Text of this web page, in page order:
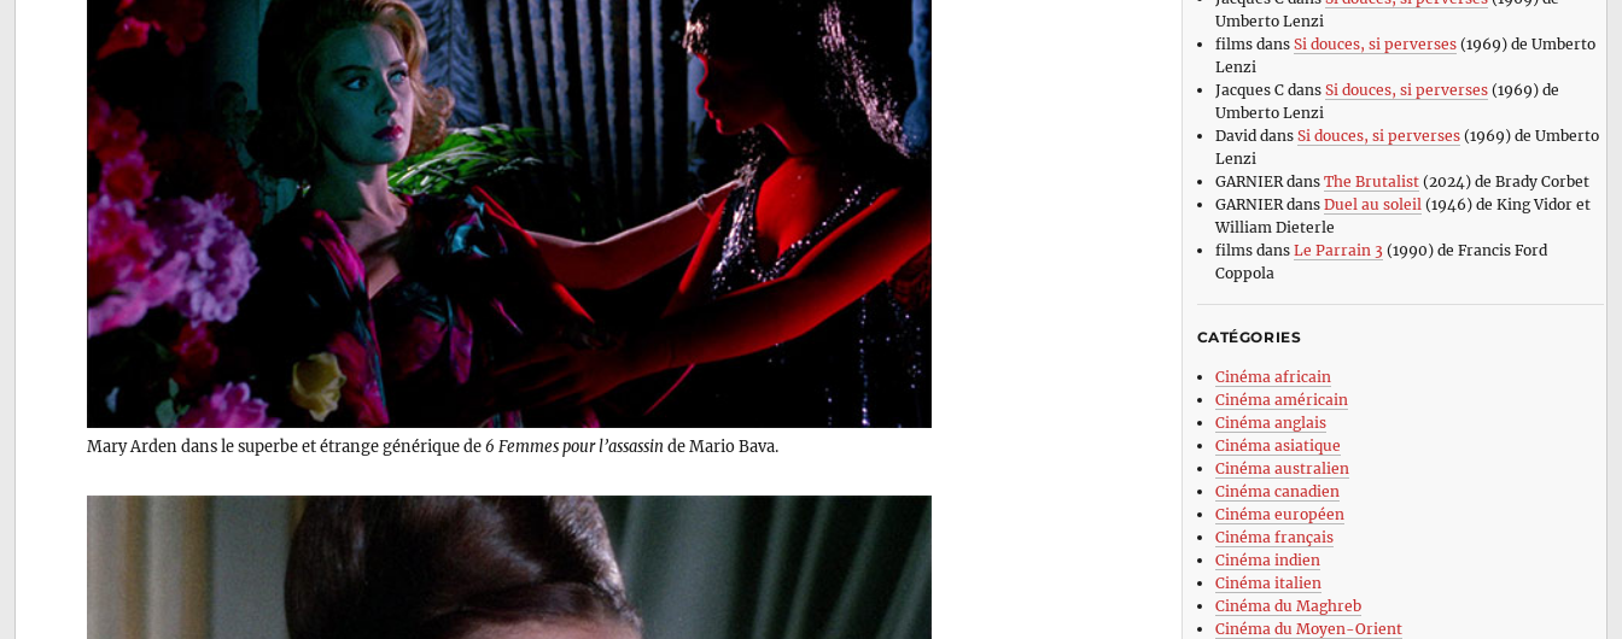
Mary Arden dans le superbe et étrange générique de6 Femmes pour l’assassin de Mario Bava.
Umberto Lenzi
filmsdans Si douces, si perverses(1969) de Umberto
Lenzi
Jacques Cdans Si douces, si perverses(1969) de
Umberto Lenzi
David dans Si douces, si perverses(1969) de Umberto
Lenzi
GARNIERdans The Brutalist(2024) de Brady Corbet
GARNIERdans Duel au soleil (1946) de King Vidor et
William Dieterle
filmsdans Le Parrain 3 (1990) de Francis Ford
Coppola
CATÉGORIES
Cinéma africain
Cinéma américain
Cinéma anglais
Cinéma asiatique
Cinéma australien
Cinéma canadien
Cinéma européen
Cinéma français
Cinéma indien
Cinéma italien
Cinéma du Maghreb
Cinéma du Moyen-Orient